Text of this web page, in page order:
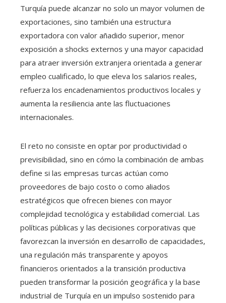
Turquía puede alcanzar no solo un mayor volumen de
exportaciones, sino también una estructura
exportadora con valor añadido superior, menor
exposición a shocks externos y una mayor capacidad
para atraer inversión extranjera orientada a generar
empleo cualificado, lo que eleva los salarios reales,
refuerza los encadenamientos productivos locales y
aumenta la resiliencia ante las fluctuaciones
internacionales.
El reto no consiste en optar por productividad o
previsibilidad, sino en cómo la combinación de ambas
define si las empresas turcas actúan como
proveedores de bajo costo o como aliados
estratégicos que ofrecen bienes con mayor
complejidad tecnológica y estabilidad comercial. Las
políticas públicas y las decisiones corporativas que
favorezcan la inversión en desarrollo de capacidades,
una regulación más transparente y apoyos
financieros orientados a la transición productiva
pueden transformar la posición geográfica y la base
industrial de Turquía en un impulso sostenido para